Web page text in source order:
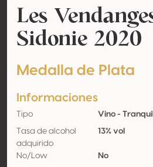
Les
Sidonie 2020
Medalla de Plata
Informaciones
Tipo Vino -
Tasa de alcohol
adquirido
13% vol
No/Low No